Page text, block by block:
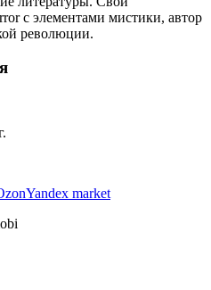
с элементами мистики, автор
революции.
Yandex market